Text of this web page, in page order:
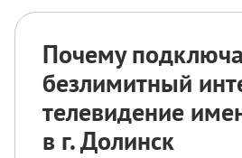
Почему
безлимитный
телевидение
в г. Долинск